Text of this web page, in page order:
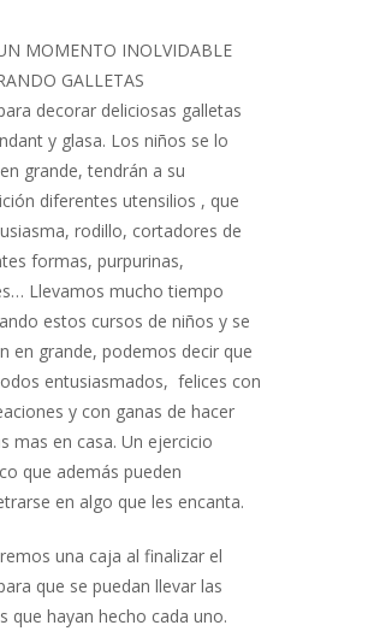
MOMENTO INOLVIDABLE
GALLETAS
decorar deliciosas galletas
y glasa. Los niños se lo
grande, tendrán a su
diferentes utensilios , que
rodillo, cortadores de
formas, purpurinas,
Llevamos mucho tiempo
estos cursos de niños y se
en grande, podemos decir que
entusiasmados, felices con
y con ganas de hacer
mas en casa. Un ejercicio
que además pueden
en algo que les encanta.
una caja al finalizar el
que se puedan llevar las
que hayan hecho cada uno.